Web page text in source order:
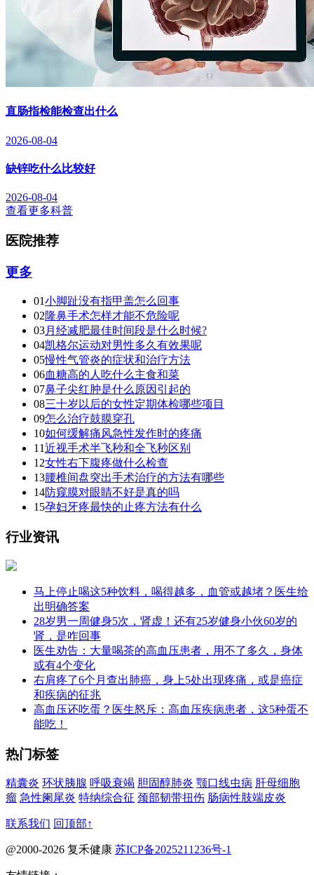
直肠指检能检查出什么
2026-08-04
缺锌吃什么比较好
2026-08-04
查看更多科普
医院推荐
更多
01小脚趾没有指甲盖怎么回事
02隆鼻手术怎样才能不危险呢
03月经减肥最佳时间段是什么时候?
04凯格尔运动对男性多久有效果呢
05慢性气管炎的症状和治疗方法
06血糖高的人吃什么主食和菜
07鼻子尖红肿是什么原因引起的
08三十岁以后的女性定期体检哪些项目
09怎么治疗鼓膜穿孔
10如何缓解痛风急性发作时的疼痛
11近视手术半飞秒和全飞秒区别
12女性右下腹疼做什么检查
13腰椎间盘突出手术治疗的方法有哪些
14防窥膜对眼睛不好是真的吗
15孕妇牙疼最快的止疼方法有什么
行业资讯
马上停止喝这5种饮料，喝得越多，血管或越堵？医生给
出明确答案
28岁男一周健身5次，肾虚！还有25岁健身小伙60岁的
肾，是咋回事
医生劝告：大量喝茶的高血压患者，用不了多久，身体
或有4个变化
右肩疼了6个月查出肺癌，身上5处出现疼痛，或是癌症
和疾病的征兆
高血压还吃蛋？医生怒斥：高血压疾病患者，这5种蛋不
能吃！
热门标签
精囊炎 环状胰腺 呼吸衰竭 胆固醇肺炎 颚口线虫病 肝母细胞
瘤 急性阑尾炎 特纳综合征 颈部韧带扭伤 肠病性肢端皮炎
联系我们 回顶部↑
@2000-2026 复禾健康 苏ICP备2025211236号-1